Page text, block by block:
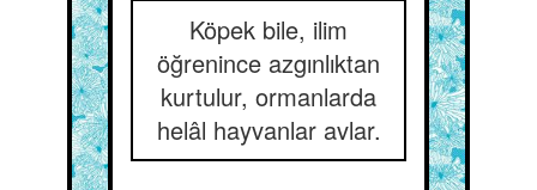
Köpek bile, ilim
öğrenince azgınlıktan
kurtulur, ormanlarda
helâl hayvanlar avlar.